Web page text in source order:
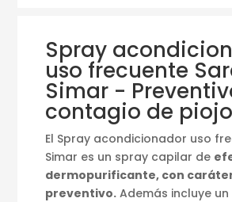
Spray
uso frecuente
Simar -
contagio de
El Spray acondicionador uso
Simar es un spray capilar de
dermopurificante, con
preventivo. Además incluye